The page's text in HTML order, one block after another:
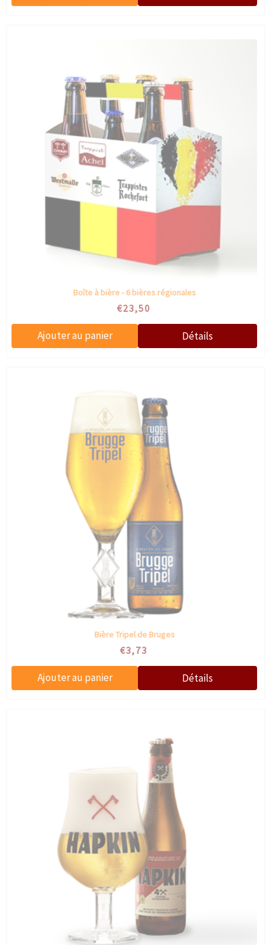
Boîte à bière - 6 bières régionales
€23,50
Bière Tripel de Bruges
€3,73